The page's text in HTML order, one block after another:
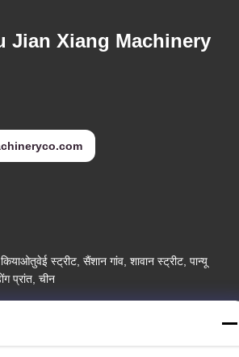
Jian Xiang Machinery
स्ट्रीट, सैंशान गांव, शावान स्ट्रीट, पान्यू
प्रांत, चीन